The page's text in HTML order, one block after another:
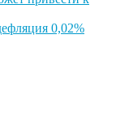
0,02%